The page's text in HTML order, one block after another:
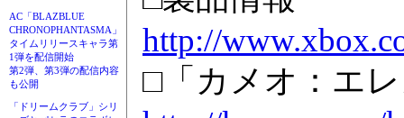
AC「BLAZBLUE
CHRONOPHANTASMA」
タイムリリースキャラ第
1弾を配信開始
第2弾、第3弾の配信内容
も公開
「ドリームクラブ」シリ
http://
□「カメオ：エ